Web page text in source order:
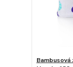
Bambusová